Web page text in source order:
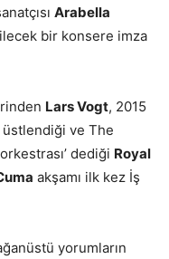
Arabella
bir konsere imza
Lars Vogt, 2015
ve The
dediği Royal
akşamı ilk kez İş
yorumların